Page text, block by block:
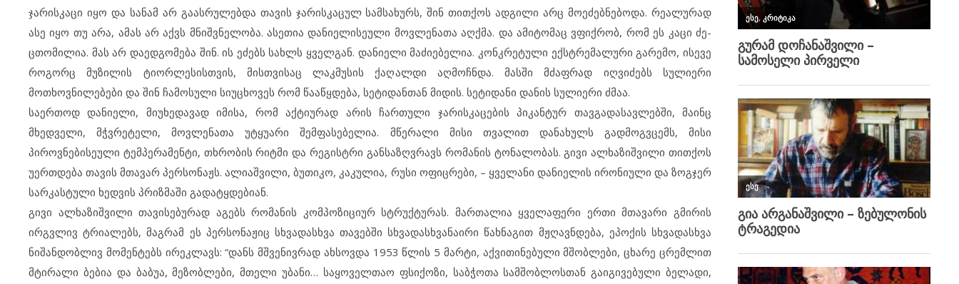
ჯარისკაცი იყო და სანამ არ გაასრულებდა თავის ჯარისკაცულ სამსახურს, შინ თითქოს ადგილი არც მოეძებნებოდა. რეალურად
ასე იყო თუ არა, ამას არ აქვს მნიშვნელობა. ასეთია დანიელისეული მოვლენათა აღქმა. და ამიტომაც ვფიქრობ, რომ ეს კაცი ძე-
ცთომილია. მას არ დაედგომება შინ. ის ეძებს სახლს ყველგან. დანიელი მაძიებელია. კონკრეტული ექსტრემალური გარემო, ისევე
როგორც მუზილის ტიორლესისთვის, მისთვისაც ლაკმუსის ქაღალდი აღმოჩნდა. მასში მძაფრად იღვიძებს სულიერი
მოთხოვნილებები და შინ ჩამოსული სიუცხოვეს რომ წააწყდება, სეტიდანთან მიდის. სეტიდანი დანის სულიერი ძმაა.
საერთოდ დანიელი, მიუხედავად იმისა, რომ აქტიურად არის ჩართული ჯარისკაცების პიკანტურ თავგადასავლებში, მაინც
მხედველი, მჭვრეტელი, მოვლენათა უტყუარი შემფასებელია. მწერალი მისი თვალით დანახულს გადმოგვცემს, მისი
პიროვნებისეული ტემპერამენტი, თხრობის რიტმი და რეგისტრი განსაზღვრავს რომანის ტონალობას. გივი ალხაზიშვილი თითქოს
უერთდება თავის მთავარ პერსონაჟს. ალიაშვილი, ბუთიკო, კაკულია, რუსი ოფიცრები, – ყველანი დანიელის ირონიული და ზოგჯერ
სარკასტული ხედვის პრიზმაში გადატყდებიან.
გივი ალხაზიშვილი თავისებურად აგებს რომანის კომპოზიციურ სტრუქტურას. მართალია ყველაფერი ერთი მთავარი გმირის
ირგვლივ ტრიალებს, მაგრამ ეს პერსონაჟიც სხვადასხვა თავებში სხვადასხვანაირი წახნაგით მჟღავნდება, ეპოქის სხვადასხვა
ნიშანდობლივ მომენტებს ირეკლავს: “დანს მშვენივრად ახსოვდა 1953 წლის 5 მარტი, აქვითინებული მშობლები, ცხარე ცრემლით
მტირალი ბებია და ბაბუა, მეზობლები, მთელი უბანი… საყოველთაო ფსიქოზი, საბჭოთა სამშობლოსთან გაიგივებული ბელადი,